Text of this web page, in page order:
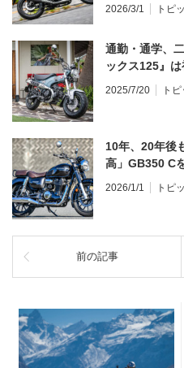
2026/3/1 トピ
通勤・通学、
ックス125』
2025/7/20 ト
10年、20年後
高」GB350 C
2026/1/1 トピ
前の記事